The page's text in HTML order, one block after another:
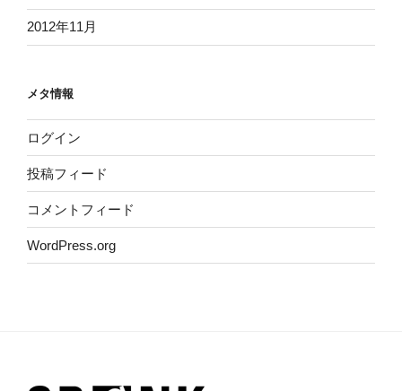
2012年11月
メタ情報
ログイン
投稿フィード
コメントフィード
WordPress.org